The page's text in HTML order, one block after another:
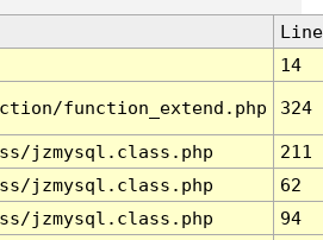
Line
14
function_extend.php 324
jzmysql.class.php
211
jzmysql.class.php
62
jzmysql.class.php
94